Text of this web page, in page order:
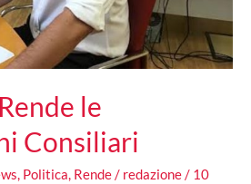
le
Consiliari
, Politica, Rende/ redazione/ 10